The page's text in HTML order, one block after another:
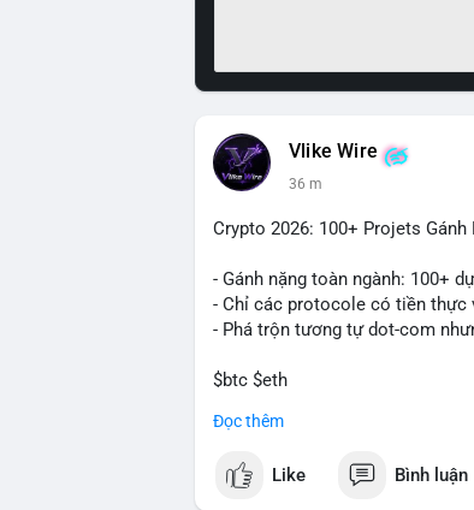
Vlike Wire
36 m
Crypto 2026: 100+ Projets
- Gánh nặng toàn ngành: 100+
- Chỉ các protocole có tiền thực
- Phá trộn tương tự dot-com
$btc $eth
#vlikevn
📰 Nguồn: CoinDesk
Đọc thêm
Like Bình luận